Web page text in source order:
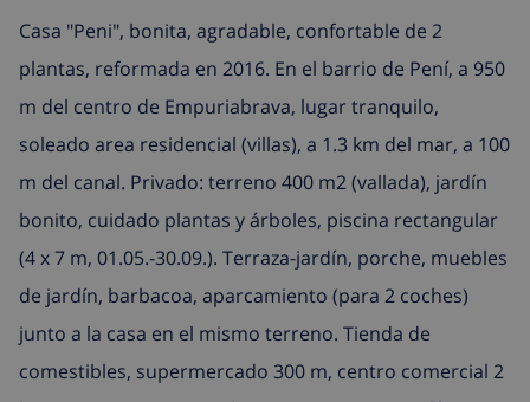
Casa "Peni", bonita, agradable, confortable de 2
plantas, reformada en 2016. En el barrio de Pení, a 950
m del centro de Empuriabrava, lugar tranquilo,
soleado area residencial (villas), a 1.3 km del mar, a 100
m del canal. Privado: terreno 400 m2 (vallada), jardín
bonito, cuidado plantas y árboles, piscina rectangular
(4 x 7 m, 01.05.-30.09.). Terraza-jardín, porche, muebles
de jardín, barbacoa, aparcamiento (para 2 coches)
junto a la casa en el mismo terreno. Tienda de
comestibles, supermercado 300 m, centro comercial 2